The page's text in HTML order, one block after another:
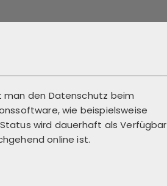
den Datenschutz beim
wie beispielsweise
wird dauerhaft als Verfügbar
online ist.